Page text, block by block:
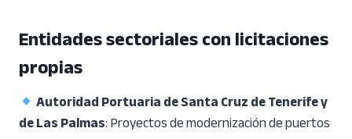
Entidades sectoriales con licitaciones
propias
Autoridad Portuaria de Santa Cruz de Tenerife y
de Las Palmas: Proyectos de modernización de puertos